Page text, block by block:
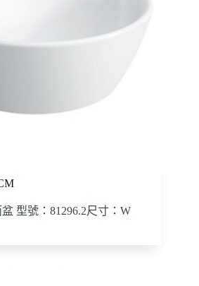
型號：81296.2尺寸：W